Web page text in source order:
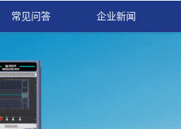
常见问答 企业新闻